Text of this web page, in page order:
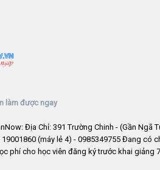
làm được ngay
Địa Chỉ: 391 Trường Chinh - (Gần Ngã
19001860 (máy lẻ 4) - 0985349755 Đang có
phí cho học viên đăng ký trước khai giảng